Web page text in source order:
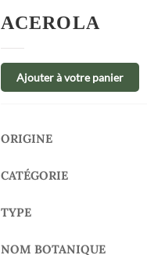
ACEROLA
Ajouter à votre panier
ORIGINE
CATÉGORIE
TYPE
NOM BOTANIQUE